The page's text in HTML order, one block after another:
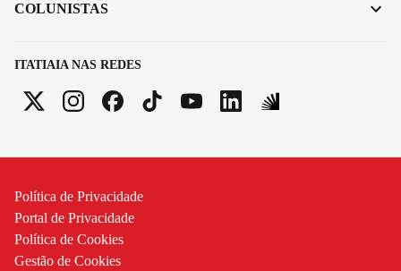
ITATIAIA NAS REDES
COLUNISTAS
Política de Privacidade
Portal de Privacidade
Política de Cookies
Gestão de Cookies